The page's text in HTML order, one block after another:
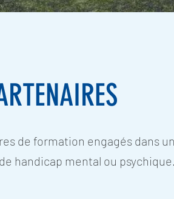
de formation engagés dans
handicap mental ou psychique.